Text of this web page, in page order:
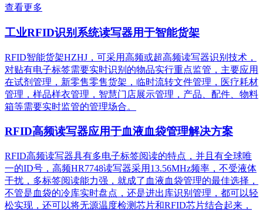
查看更多
工业RFID识别系统读写器用于智能货架
RFID智能货架HZHJ，可采用高频或超高频读写器识别技术，
对贴有电子标签需要实时识别的物品实行重点监管，主要应用
在试剂管理，新零售零售货架，临时流转文件管理，医疗耗材
管理，样品样衣管理，智慧门店展示管理，产品、配件、物料
箱等需要实时监管的管理场合。
RFID高频读写器应用于血液血袋管理解决方案
RFID高频读写器具有多电子标签阅读的特点，并且有全球唯
一的ID号，高频HR7748读写器采用13.56MHz频率，不受液体
干扰，多标签阅读能力强，就成了血液血袋管理的最佳选择，
不管是血袋的冷库实时盘点，还是进出库识别管理，都可以轻
松实现，还可以将无源温度检测芯片和RFID芯片结合起来，